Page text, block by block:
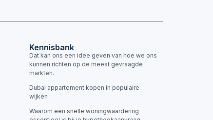
Kennisbank
Dat kan ons een idee geven van hoe we ons
kunnen richten op de meest gevraagde
markten.
Dubai appartement kopen in populaire
wijken
Waarom een snelle woningwaardering